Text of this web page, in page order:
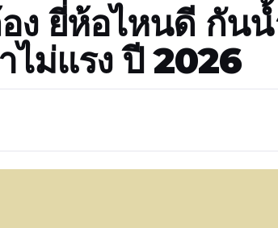
อง ยี่ห้อไหนดี กัน
ไม่แรง ปี 2026